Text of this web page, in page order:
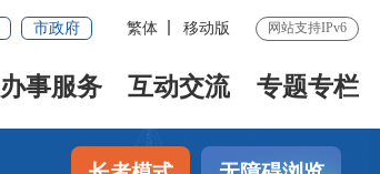
市政府 繁体 移动版 网站支持IPv6
办事服务 互动交流 专题专栏